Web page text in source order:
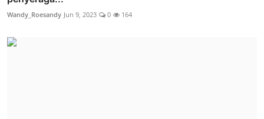
Wandy_Roesandy Jun 9, 2023 0 164